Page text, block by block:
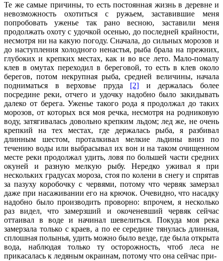
Те же самые причины, то есть постоянная жизнь в деревне и
невозможность охотиться с ружьем, заставившие меня
попробовать уженье так рано весною, заставили меня
продолжать охоту с удочкой осенью, до последней крайности,
несмотря ни на какую погоду. Сначала, до сильных морозов и
до наступления холодного ненастья, рыба брала на прежних,
глубоких и крепких местах, как и во все лето. Мало-помалу
клев в омутах переходил в береговой, то есть в клев около
берегов, потом некрупная рыба, средней величины, начала
подниматься в верховье пруда [2] и держалась более
посредине реки, отчего и удочку надобно было закидывать
далеко от берега. Уженье такого рода я продолжал до таких
морозов, от которых вся моя речка, несмотря на родниковую
воду, затягивалась довольно крепким льдом; лед же, не очень
крепкий на тех местах, где держалась рыба, я разбивал
длинным шестом, проталкивал мелкие льдины вниз по
течению воды или выбрасывал их вон и на таком очищенном
месте реки продолжал удить, ловя по большей части средних
окуней и разную мелкую рыбу. Нередко уживал я при
нескольких градусах мороза, стоя по колени в снегу и спрятав
за пазуху коробочку с червями, потому что червяк замерзал
даже при насаживании его на крючок. Очевидно, что насадку
надобно было производить проворно: впрочем, я несколько
раз видел, что замерзший и окоченевший червяк сейчас
оттаивал в воде и начинал шевелиться. Покуда моя река
замерзала только с краев, а по ее середине тянулась длинная,
сплошная полынья, удить можно было везде, где была открыта
вода, наблюдая только ту осторожность, чтоб леса не
прикасалась к ледяным окраинам, потому что она сейчас при-